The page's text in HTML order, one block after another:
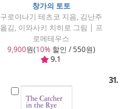
창가의 토토
구로야나기 테츠코 지음, 김난주
옮김, 이와사키 치히로 그림 | 프
로메테우스
9,900원(10%할인 / 550원)
9.1
31.